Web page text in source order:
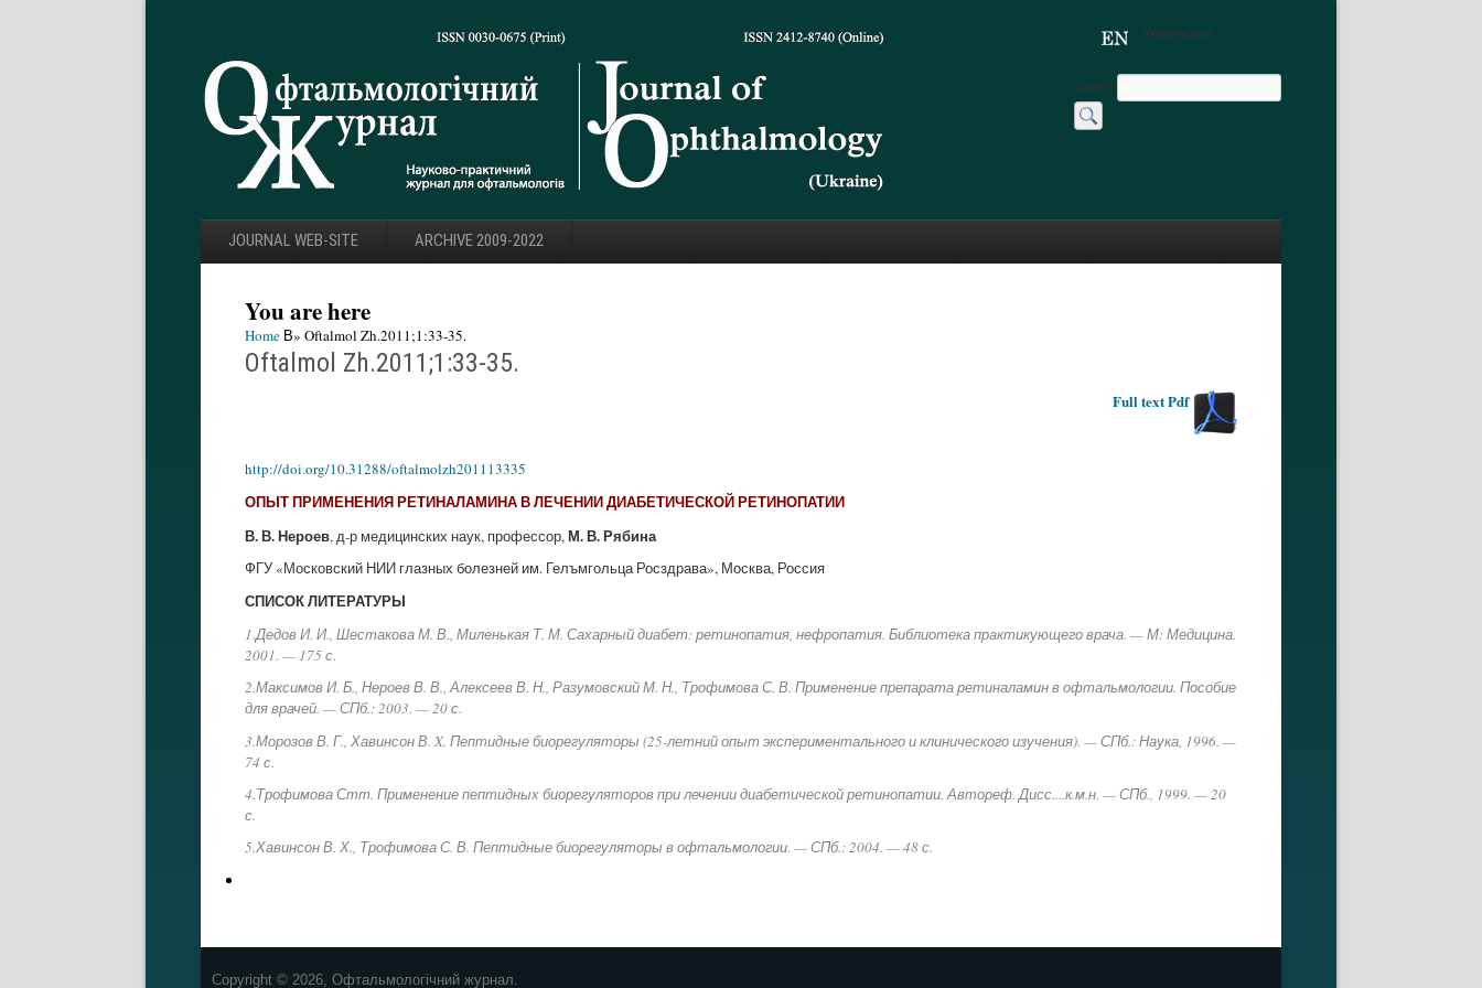
Українська
Search
JOURNAL WEB-SITE ARCHIVE 2009-2022
You are here
Home В» Oftalmol Zh.2011;1:33-35.
Oftalmol Zh.2011;1:33-35.
Full text Pdf
http://doi.org/10.31288/oftalmolzh201113335
ОПЫТ ПРИМЕНЕНИЯ РЕТИНАЛАМИНА В ЛЕЧЕНИИ ДИАБЕТИЧЕСКОЙ РЕТИНОПАТИИ
В. В. Нероев, д-р медицинских наук, профессор, М. В. Рябина
ФГУ «Московский НИИ глазных болезней им. Гелъмгольца Росздрава», Москва, Россия
СПИСОК ЛИТЕРАТУРЫ
1.Дедов И. И., Шестакова М. В., Миленькая Т. М. Сахарный диабет: ретинопатия, нефропатия. Библиотека практикующего врача. — М: Медицина.
2001. — 175 с.
2.Максимов И. Б., Нероев В. В., Алексеев В. Н., Разумовский М. Н., Трофимова С. В. Применение препарата ретиналамин в офтальмологии. Пособие
для врачей. — СПб.: 2003. — 20 с.
3.Морозов В. Г., Хавинсон В. X. Пептидные биорегуляторы (25-летний опыт экспериментального и клинического изучения). — СПб.: Наука, 1996. —
74 с.
4.Трофимова Стт. Применение пептидных биорегуляторов при лечении диабетической ретинопатии. Автореф. Дисс....к.м.н. — СПб., 1999. — 20
с.
5.Хавинсон В. Х., Трофимова С. В. Пептидные биорегуляторы в офтальмологии. — СПб.: 2004. — 48 с.
Copyright © 2026, Офтальмологічний журнал.